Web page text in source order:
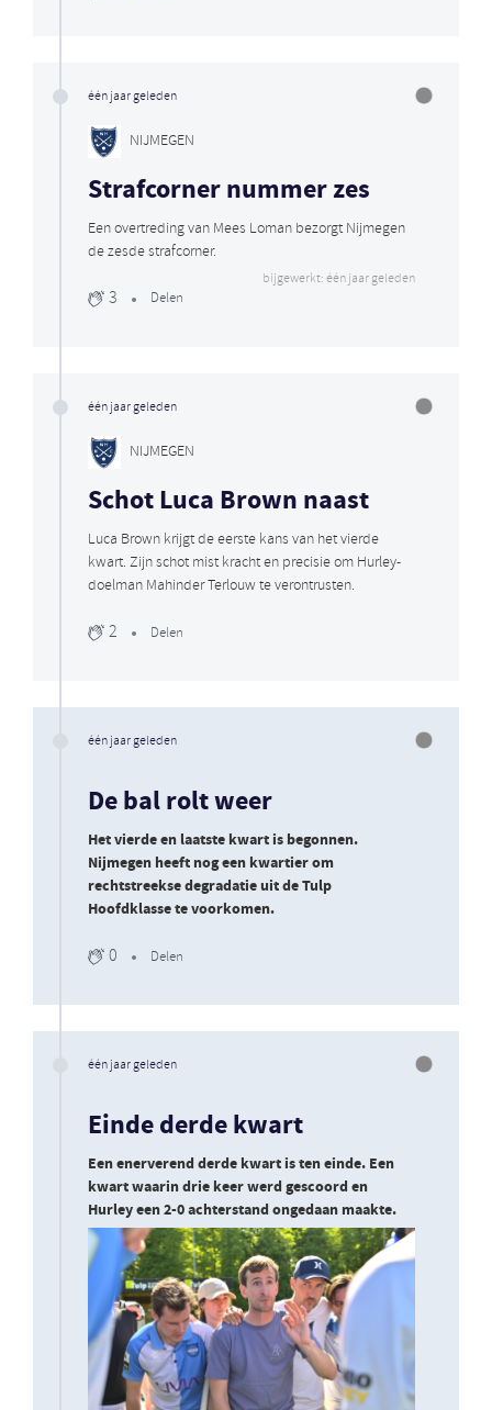
één jaar geleden
NIJMEGEN
Strafcorner nummer zes
Een overtreding van Mees Loman bezorgt Nijmegen
de zesde strafcorner.
bijgewerkt: één jaar geleden
3 Delen
één jaar geleden
NIJMEGEN
Schot Luca Brown naast
Luca Brown krijgt de eerste kans van het vierde
kwart. Zijn schot mist kracht en precisie om Hurley-
doelman Mahinder Terlouw te verontrusten.
2 Delen
één jaar geleden
De bal rolt weer
Het vierde en laatste kwart is begonnen.
Nijmegen heeft nog een kwartier om
rechtstreekse degradatie uit de Tulp
Hoofdklasse te voorkomen.
0 Delen
één jaar geleden
Einde derde kwart
Een enerverend derde kwart is ten einde. Een
kwart waarin drie keer werd gescoord en
Hurley een 2-0 achterstand ongedaan maakte.